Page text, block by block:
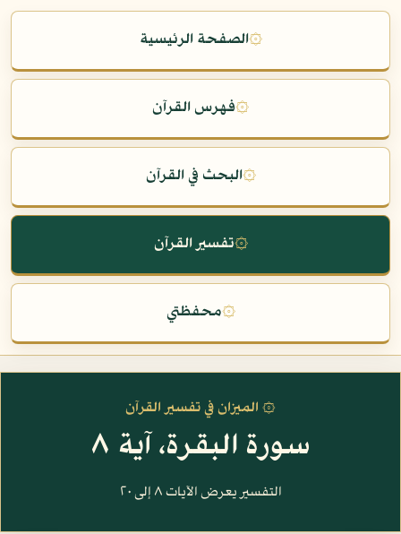
۞الصفحة الرئيسية
۞فهرس القرآن
۞البحث في القرآن
۞تفسير القرآن
۞محفظتي
۞ الميزان في تفسير القرآن
سورة البقرة، آية ٨
التفسير يعرض الآيات ٨ إلى ٢٠